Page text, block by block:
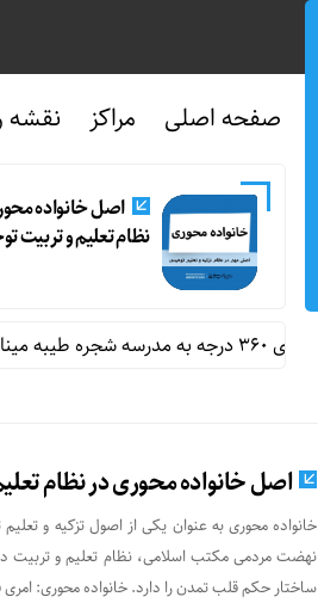
صفحه اصلی مراکز نقشه
اصل خانواده
نظام تعلیم و تربیت
اصل خانواده محوری در نظام
خانواده محوری به عنوان یکی از اصول تزکیه و
نهضت مردمی مکتب اسلامی، نظام تعلیم و تربیت
ساختار حکم قلب تمدن را دارد. خانواده محوری: